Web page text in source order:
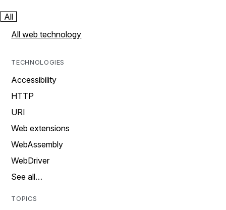
All
All web technology
TECHNOLOGIES
Accessibility
HTTP
URI
Web extensions
WebAssembly
WebDriver
See all…
TOPICS